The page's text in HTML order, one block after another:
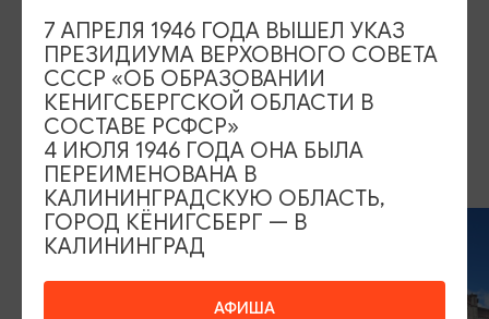
разместилась в бывшем здании гражданского суда
Тильзита, построенного в 1913 году. Интересная деталь
— над входом скульптуры путти. У одного из младенцев
можно увидеть в руках свод законов, у другого — меч
правосудия.
Адрес:ул. Театральная, 3
АФИША
7 АПРЕЛЯ 1946 ГОДА ВЫШЕЛ УКАЗ
ПРЕЗИДИУМА ВЕРХОВНОГО СОВЕТА
СССР «ОБ ОБРАЗОВАНИИ
КЕНИГСБЕРГСКОЙ ОБЛАСТИ В
СОСТАВЕ РСФСР»
4 ИЮЛЯ 1946 ГОДА ОНА БЫЛА
ПЕРЕИМЕНОВАНА В
КАЛИНИНГРАДСКУЮ ОБЛАСТЬ,
ГОРОД КЁНИГСБЕРГ — В
КАЛИНИНГРАД